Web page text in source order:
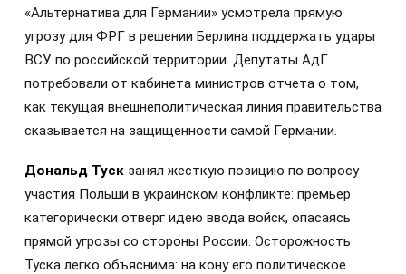
«Альтернатива для Германии» усмотрела прямую
угрозу для ФРГ в решении Берлина поддержать удары
ВСУ по российской территории. Депутаты АдГ
потребовали от кабинета министров отчета о том,
как текущая внешнеполитическая линия правительства
сказывается на защищенности самой Германии.
Дональд Туск занял жесткую позицию по вопросу
участия Польши в украинском конфликте: премьер
категорически отверг идею ввода войск, опасаясь
прямой угрозы со стороны России. Осторожность
Туска легко объяснима: на кону его политическое